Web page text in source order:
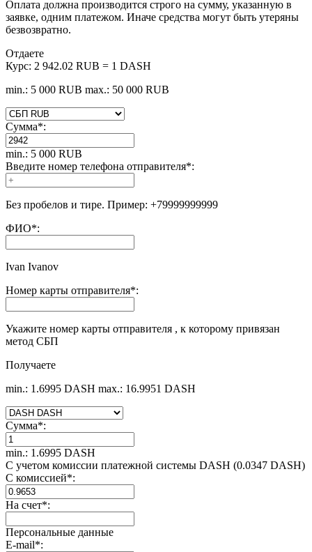
Оплата должна производится строго на сумму, указанную в
заявке, одним платежом. Иначе средства могут быть утеряны
безвозвратно.
Отдаете
Курс: 2 942.02 RUB = 1 DASH
min.: 5 000 RUB max.: 50 000 RUB
Сумма*:
min.: 5 000 RUB
Введите номер телефона отправителя*:
Без пробелов и тире. Пример: +79999999999
ФИО*:
Ivan Ivanov
Номер карты отправителя*:
Укажите номер карты отправителя , к которому привязан
метод СБП
Получаете
min.: 1.6995 DASH max.: 16.9951 DASH
Сумма*:
min.: 1.6995 DASH
С учетом комиссии платежной системы DASH (0.0347 DASH)
С комиссией*:
На счет*:
Персональные данные
E-mail*: